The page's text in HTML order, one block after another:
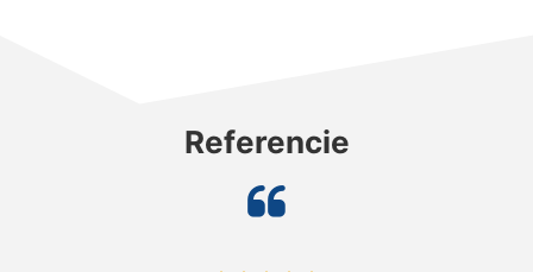
Referencie